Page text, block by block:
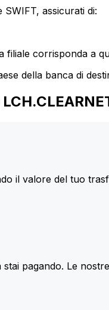
assicurati di:
filiale corrisponda a
della banca di
il valore del tuo
pagando. Le